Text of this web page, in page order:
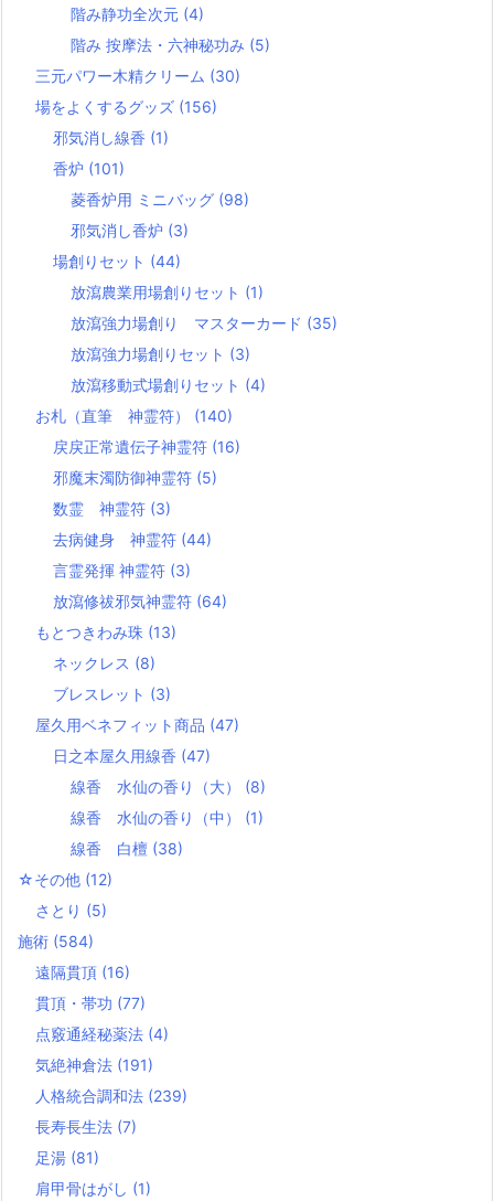
階み静功全次元 (4)
階み 按摩法・六神秘功み (5)
三元パワー木精クリーム (30)
場をよくするグッズ (156)
邪気消し線香 (1)
香炉 (101)
菱香炉用 ミニバッグ (98)
邪気消し香炉 (3)
場創りセット (44)
放瀉農業用場創りセット (1)
放瀉強力場創り マスターカード (35)
放瀉強力場創りセット (3)
放瀉移動式場創りセット (4)
お札（直筆 神霊符） (140)
戻戻正常遺伝子神霊符 (16)
邪魔末濁防御神霊符 (5)
数霊 神霊符 (3)
去病健身 神霊符 (44)
言霊発揮 神霊符 (3)
放瀉修祓邪気神霊符 (64)
もとつきわみ珠 (13)
ネックレス (8)
ブレスレット (3)
屋久用ベネフィット商品 (47)
日之本屋久用線香 (47)
線香 水仙の香り（大） (8)
線香 水仙の香り（中） (1)
線香 白檀 (38)
☆その他 (12)
さとり (5)
施術 (584)
遠隔貫頂 (16)
貫頂・帯功 (77)
点竅通経秘薬法 (4)
気絶神倉法 (191)
人格統合調和法 (239)
長寿長生法 (7)
足湯 (81)
肩甲骨はがし (1)